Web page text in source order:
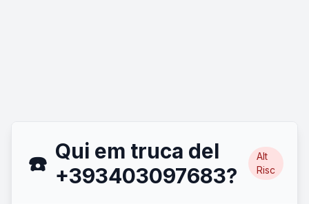
☎️ Qui em truca del
+393403097683?
Alt
Risc